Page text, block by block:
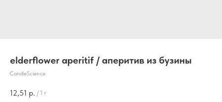
elderflower aperitif / аперитив из бузины
CandleScience
12,51 р. / 1 г